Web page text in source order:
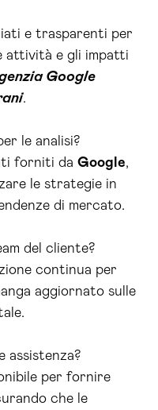
e trasparenti per
attività e gli impatti
Google
.
le analisi?
forniti da Google,
le strategie in
di mercato.
del cliente?
continua per
aggiornato sulle
assistenza?
per fornire
che le